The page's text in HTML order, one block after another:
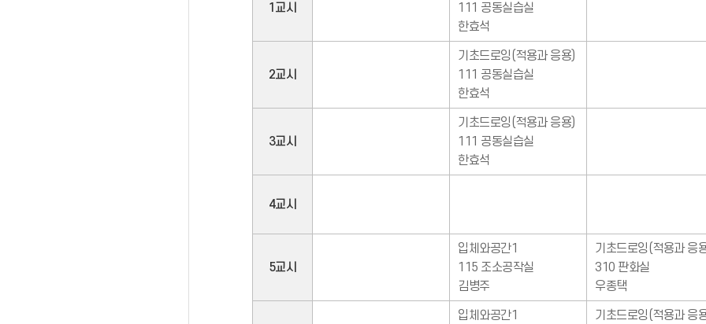
1교시
111 공동실습실
한효석
2교시
기초드로잉(적용과 응용)
111 공동실습실
한효석
3교시
기초드로잉(적용과 응용)
111 공동실습실
한효석
4교시
5교시
입체와공간1
115 조소공작실
김병주
기초드로잉(적용과 응
310 판화실
우종택
입체와공간1
기초드로잉(적용과 응